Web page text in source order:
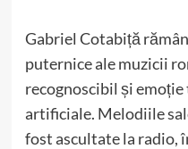
Gabriel Cotabiță
puternice ale muzicii
recognoscibil și
artificiale. Melodiile
fost ascultate la radio,